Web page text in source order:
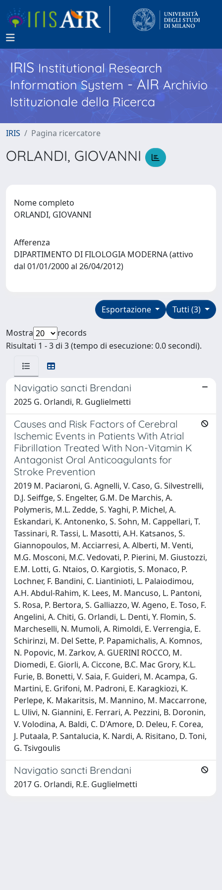
IRISInstitutional Research
Information System - AIR Archivio
Istituzionale della Ricerca
IRIS Pagina ricercatore
ORLANDI, GIOVANNI
Nome completo
ORLANDI, GIOVANNI
Afferenza
DIPARTIMENTO DI FILOLOGIA MODERNA (attivo
dal 01/01/2000 al 26/04/2012)
Tutti (3)
Esportazione
Mostra
records
Risultati 1 - 3 di 3 (tempo di esecuzione: 0.0 secondi).
Navigatio sancti Brendani
2025 G. Orlandi, R. Guglielmetti
Causes and Risk Factors of Cerebral
Ischemic Events in Patients With Atrial
Fibrillation Treated With Non-Vitamin K
Antagonist Oral Anticoagulants for
Stroke Prevention
2019 M. Paciaroni, G. Agnelli, V. Caso, G. Silvestrelli,
D.J. Seiffge, S. Engelter, G.M. De Marchis, A.
Polymeris, M.L. Zedde, S. Yaghi, P. Michel, A.
Eskandari, K. Antonenko, S. Sohn, M. Cappellari, T.
Tassinari, R. Tassi, L. Masotti, A.H. Katsanos, S.
Giannopoulos, M. Acciarresi, A. Alberti, M. Venti,
M.G. Mosconi, M.C. Vedovati, P. Pierini, M. Giustozzi,
E.M. Lotti, G. Ntaios, O. Kargiotis, S. Monaco, P.
Lochner, F. Bandini, C. Liantinioti, L. Palaiodimou,
A.H. Abdul-Rahim, K. Lees, M. Mancuso, L. Pantoni,
S. Rosa, P. Bertora, S. Galliazzo, W. Ageno, E. Toso, F.
Angelini, A. Chiti, G. Orlandi, L. Denti, Y. Flomin, S.
Marcheselli, N. Mumoli, A. Rimoldi, E. Verrengia, E.
Schirinzi, M. Del Sette, P. Papamichalis, A. Komnos,
N. Popovic, M. Zarkov, A. GUERINI ROCCO, M.
Diomedi, E. Giorli, A. Ciccone, B.C. Mac Grory, K.L.
Furie, B. Bonetti, V. Saia, F. Guideri, M. Acampa, G.
Martini, E. Grifoni, M. Padroni, E. Karagkiozi, K.
Perlepe, K. Makaritsis, M. Mannino, M. Maccarrone,
L. Ulivi, N. Giannini, E. Ferrari, A. Pezzini, B. Doronin,
V. Volodina, A. Baldi, C. D'Amore, D. Deleu, F. Corea,
J. Putaala, P. Santalucia, K. Nardi, A. Risitano, D. Toni,
G. Tsivgoulis
Navigatio sancti Brendani
2017 G. Orlandi, R.E. Guglielmetti